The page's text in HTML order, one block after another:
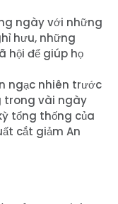
ngày với những
hưu, những
hội để giúp họ
ngạc nhiên trước
trong vài ngày
tổng thống của
cắt giảm An